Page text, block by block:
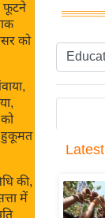
फूटने
को
हुकूमत
की,
में
Latest